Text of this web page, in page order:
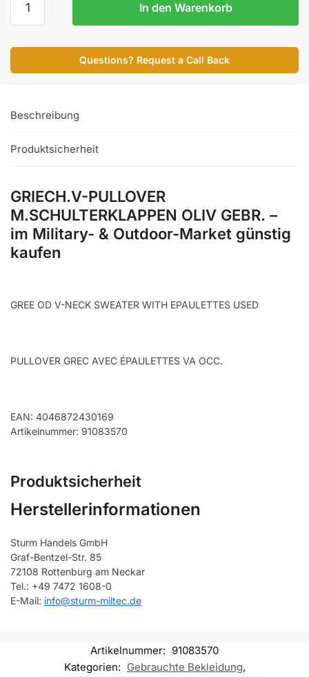
PULLOVER
M.SCHULTERKLAPPEN
OLIV
In den Warenkorb
Questions? Request a Call Back
Beschreibung
Produktsicherheit
GRIECH.V-PULLOVER
M.SCHULTERKLAPPEN OLIV GEBR. –
im Military- & Outdoor-Market günstig
kaufen
GREE OD V-NECK SWEATER WITH EPAULETTES USED
PULLOVER GREC AVEC ÉPAULETTES VA OCC.
EAN: 4046872430169
Artikelnummer: 91083570
Produktsicherheit
Herstellerinformationen
Sturm Handels GmbH
Graf-Bentzel-Str. 85
72108 Rottenburg am Neckar
Tel.: +49 7472 1608-0
E-Mail: info@sturm-miltec.de
Artikelnummer: 91083570
Kategorien: Gebrauchte Bekleidung,